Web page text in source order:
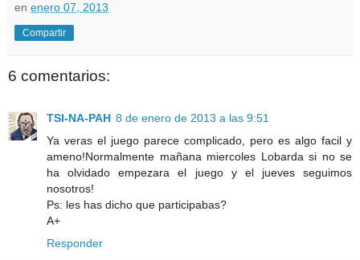
en enero 07, 2013
Compartir
6 comentarios:
TSI-NA-PAH 8 de enero de 2013 a las 9:51
Ya veras el juego parece complicado, pero es algo facil y
ameno!Normalmente mañana miercoles Lobarda si no se
ha olvidado empezara el juego y el jueves seguimos
nosotros!
Ps: les has dicho que participabas?
A+
Responder